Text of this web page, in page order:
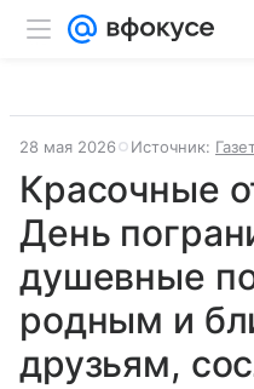
28 мая 2026 Источник:
Красочные
День
душевные
родным и
друзьям,